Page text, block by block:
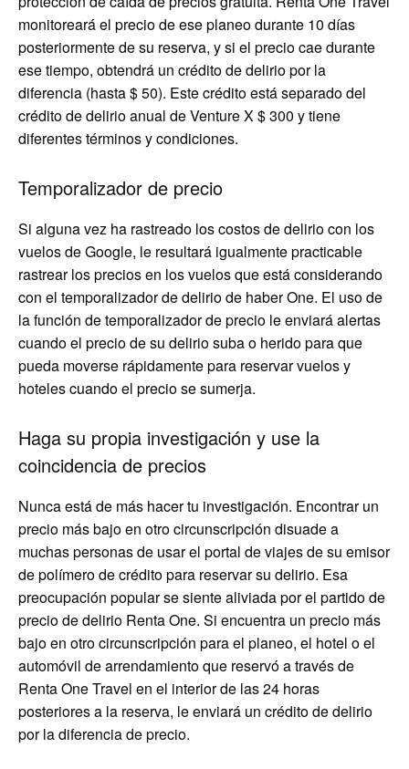
monitoreará el precio de ese planeo durante 10 días
posteriormente de su reserva, y si el precio cae durante
ese tiempo, obtendrá un crédito de delirio por la
diferencia (hasta $ 50). Este crédito está separado del
crédito de delirio anual de Venture X $ 300 y tiene
diferentes términos y condiciones.
Temporalizador de precio
Si alguna vez ha rastreado los costos de delirio con los
vuelos de Google, le resultará igualmente practicable
rastrear los precios en los vuelos que está considerando
con el temporalizador de delirio de haber One. El uso de
la función de temporalizador de precio le enviará alertas
cuando el precio de su delirio suba o herido para que
pueda moverse rápidamente para reservar vuelos y
hoteles cuando el precio se sumerja.
Haga su propia investigación y use la
coincidencia de precios
Nunca está de más hacer tu investigación. Encontrar un
precio más bajo en otro circunscripción disuade a
muchas personas de usar el portal de viajes de su emisor
de polímero de crédito para reservar su delirio. Esa
preocupación popular se siente aliviada por el partido de
precio de delirio Renta One. Si encuentra un precio más
bajo en otro circunscripción para el planeo, el hotel o el
automóvil de arrendamiento que reservó a través de
Renta One Travel en el interior de las 24 horas
posteriores a la reserva, le enviará un crédito de delirio
por la diferencia de precio.